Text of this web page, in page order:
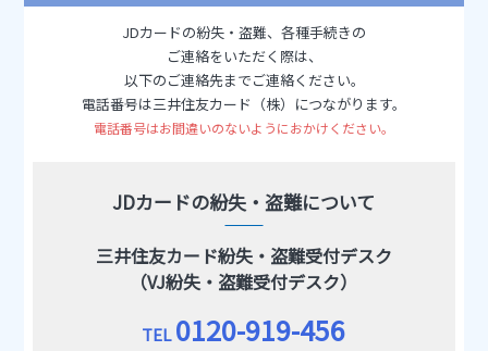
JDカードの紛失・盗難、各種手続きの
ご連絡をいただく際は、
以下のご連絡先までご連絡ください。
電話番号は三井住友カード（株）につながります。
電話番号はお間違いのないようにおかけください。
JDカードの紛失・盗難について
三井住友カード紛失・盗難受付デスク
（VJ紛失・盗難受付デスク）
TEL 0120-919-456